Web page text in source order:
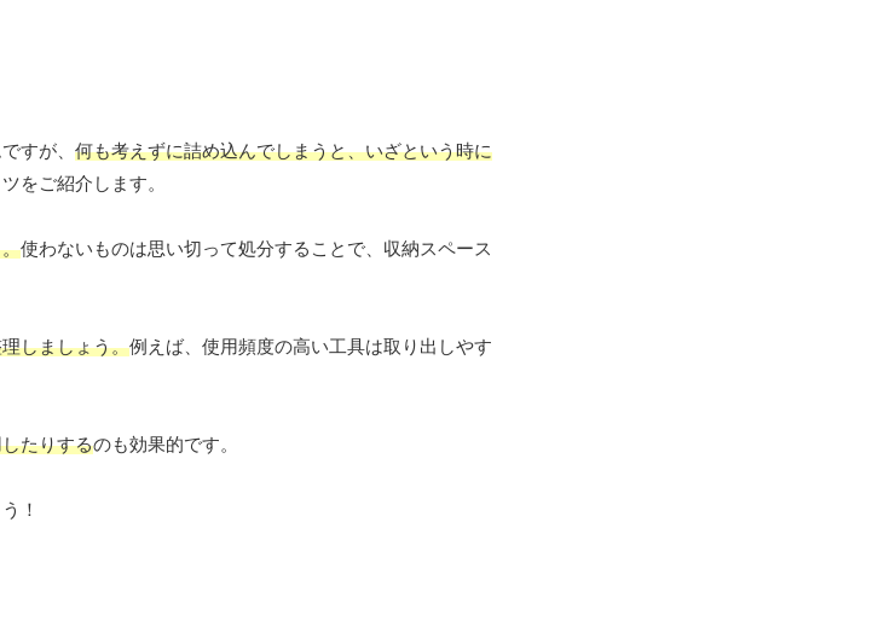
すが、 何も考えずに詰め込んでしまうと、いざという時に
をご紹介します。
使わないものは思い切って処分することで、収納スペース
しましょう。例えば、使用頻度の高い工具は取り出しやす
たりするのも効果的です。
！